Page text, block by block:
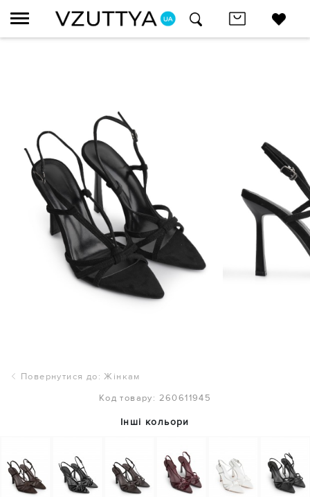
Повернутися до: Жінкам
Код товару: 260611945
Інші кольори